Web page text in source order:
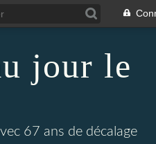
jour le
67 ans de décalage